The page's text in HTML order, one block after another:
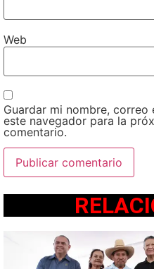
Web
Guardar mi nombre,
este navegador para la
comentario.